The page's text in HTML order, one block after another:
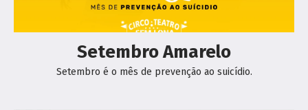
Setembro Amarelo
Setembro é o mês de prevenção ao suicídio.